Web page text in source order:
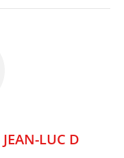
JEAN-LUC D